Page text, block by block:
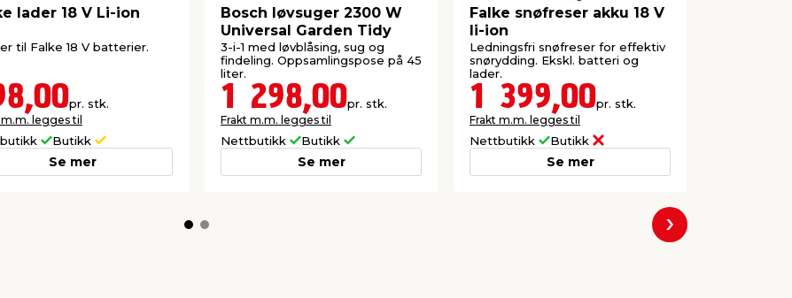
lader 18 V Li-ion
til Falke 18 V batterier.
pr. stk.
legges til
Butikk
Se mer
Bosch løvsuger 2300 W
Universal Garden Tidy
3-i-1 med løvblåsing, sug og
findeling. Oppsamlingspose på 45
liter.
1 298,00pr. stk.
Frakt m.m. legges til
Nettbutikk Butikk
Se mer
Falke snøfreser akku 18 V
li-ion
Ledningsfri snøfreser for effektiv
snørydding. Ekskl. batteri og
lader.
1 399,00pr. stk.
Frakt m.m. legges til
Nettbutikk Butikk
Se mer
Neste